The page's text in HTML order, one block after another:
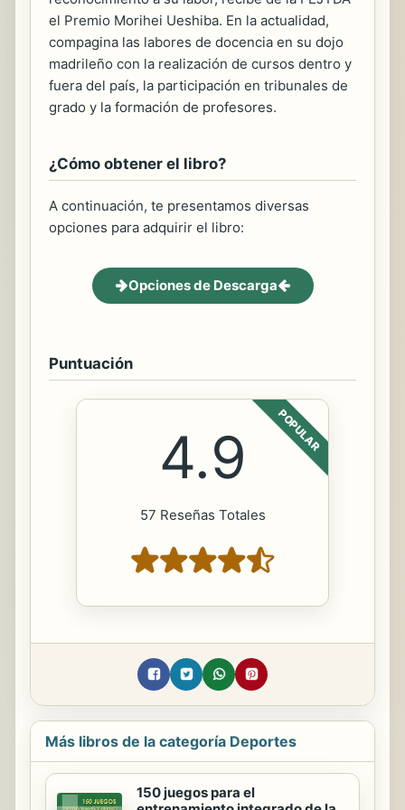
el Premio Morihei Ueshiba. En la actualidad,
compagina las labores de docencia en su dojo
madrileño con la realización de cursos dentro y
fuera del país, la participación en tribunales de
grado y la formación de profesores.
¿Cómo obtener el libro?
A continuación, te presentamos diversas
opciones para adquirir el libro:
Opciones de Descarga
Puntuación
POPULAR
4.9
57 Reseñas Totales
Más libros de la categoría Deportes
150 juegos para el